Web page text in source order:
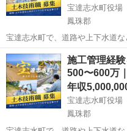
宝達志水町役場
鳳珠郡
宝達志水町で、道路や上下水道
術職（正職員） の募集です。 民
験を、無理なく活かせるお仕事
ん。 町が工事を出す側（...
石川 鳳珠郡 その他
施工管理経
500〜600万
年収
宝達志水町役場
鳳珠郡